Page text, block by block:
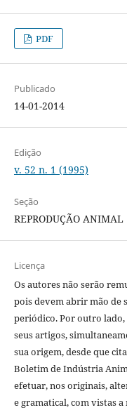
PDF
Publicado
14-01-2014
Edição
v. 52 n. 1 (1995)
Seção
REPRODUÇÃO ANIMAL
Licença
Os autores não serão
pois devem abrir mão de
periódico. Por outro
seus artigos,
sua origem, desde que
Boletim de Indústria
efetuar, nos originais,
e gramatical, com vistas